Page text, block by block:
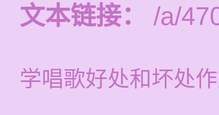
文本链接：
/a/
学唱歌好处和坏处